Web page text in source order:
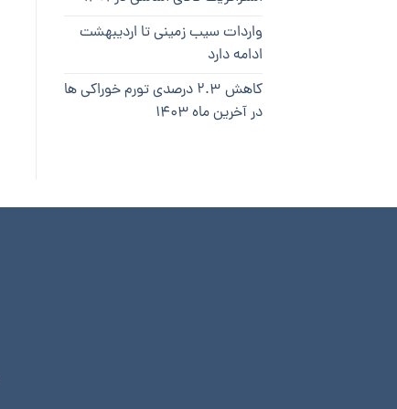
واردات سیب زمینی تا اردیبهشت
ادامه دارد
کاهش ۲.۳ درصدی تورم خوراکی ها
در آخرین ماه ۱۴۰۳